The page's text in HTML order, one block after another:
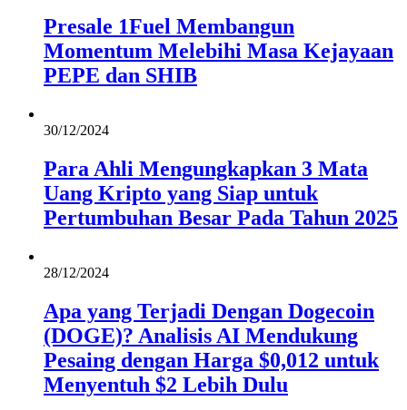
Presale 1Fuel Membangun
Momentum Melebihi Masa Kejayaan
PEPE dan SHIB
30/12/2024
Para Ahli Mengungkapkan 3 Mata
Uang Kripto yang Siap untuk
Pertumbuhan Besar Pada Tahun 2025
28/12/2024
Apa yang Terjadi Dengan Dogecoin
(DOGE)? Analisis AI Mendukung
Pesaing dengan Harga $0,012 untuk
Menyentuh $2 Lebih Dulu